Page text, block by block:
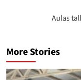
Aulas
More Stories